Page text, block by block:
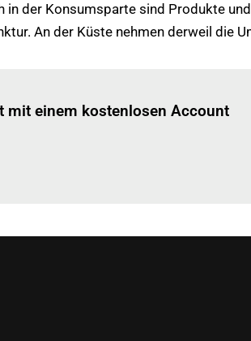
der Konsumsparte sind Produkte
An der Küste nehmen derweil die
mit einem kostenlosen Account